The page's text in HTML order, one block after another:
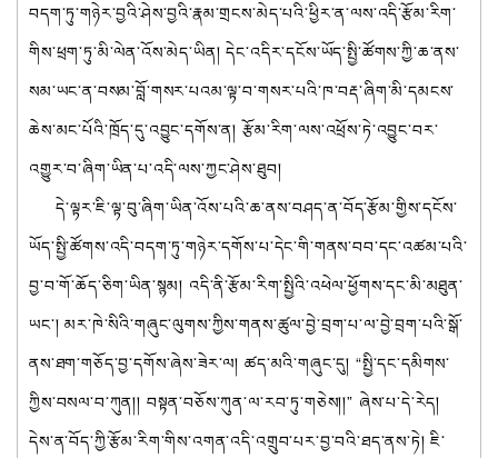
བདག་ཏུ་གཉེར་བྱའི་ཤེས་བྱའི་རྣམ་གྲངས་མེད་པའི་ཕྱིར་ན་ལས་འདི་རྩོམ་རིག་
གིས་ཕྲག་ཏུ་མི་ལེན་འོས་མེད་ཡིན། དེང་འདིར་དངོས་ཡོད་སྤྱི་ཚོགས་ཀྱི་ཆ་ནས་
སམ་ཡང་ན་བསམ་བློ་གསར་པའམ་ལྟ་བ་གསར་པའི་ཁ་བརྡ་ཞིག་མི་དམངས་
ཆེས་མང་པོའི་ཁྲོད་དུ་འབྱུང་དགོས་ན། རྩོམ་རིག་ལས་འཕྲོས་ཏེ་འབྱུང་བར་
འགྱུར་བ་ཞིག་ཡིན་པ་འདི་ལས་ཀྱང་ཤེས་ཐུབ།
དེ་ལྟར་ཇི་ལྟ་བུ་ཞིག་ཡིན་འོས་པའི་ཆ་ནས་བཤད་ན་བོད་རྩོམ་གྱིས་དངོས་
ཡོད་སྤྱི་ཚོགས་འདི་བདག་ཏུ་གཉེར་དགོས་པ་དེང་གི་གནས་བབ་དང་འཚམ་པའི་
བྱ་བ་གོ་ཆོད་ཅིག་ཡིན་སྙམ། འདི་ནི་རྩོམ་རིག་སྤྱིའི་འཕེལ་ཕྱོགས་དང་མི་མཐུན་
ཡང་། མར་ཁེ་སིའི་གཞུང་ལུགས་ཀྱིས་གནས་ཚུལ་བྱེ་བྲག་པ་ལ་བྱེ་བྲག་པའི་སྒོ་
ནས་ཐག་གཅོད་བྱ་དགོས་ཞེས་ཟེར་ལ། ཚད་མའི་གཞུང་དུ། “སྤྱི་དང་དམིགས་
ཀྱིས་བསལ་བ་ཀུན།། བསྟན་བཅོས་ཀུན་ལ་རབ་ཏུ་གཅེས།།” ཞེས་པ་དེ་རེད།
དེས་ན་བོད་ཀྱི་རྩོམ་རིག་གིས་འགན་འདི་འགྲུབ་པར་བྱ་བའི་ཐད་ནས་ཏེ། ཇི་